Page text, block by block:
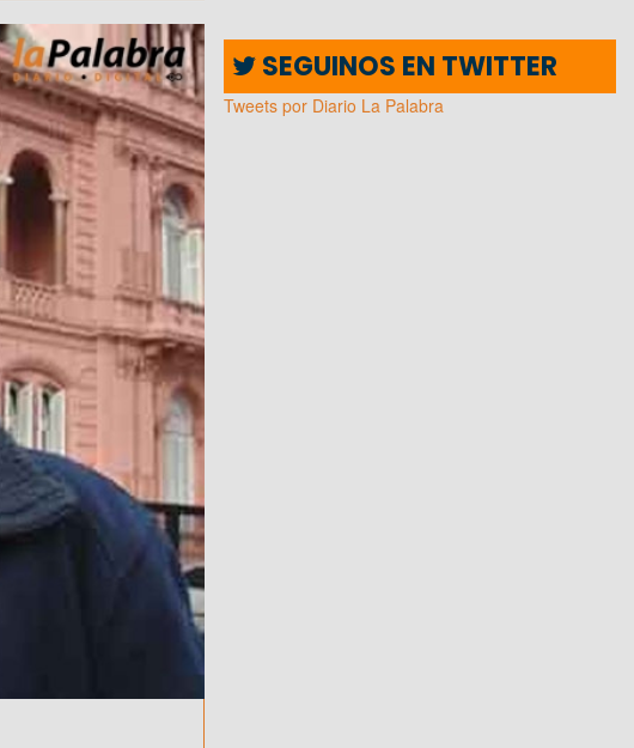
SEGUINOS EN TWITTER
Tweets por Diario La Palabra